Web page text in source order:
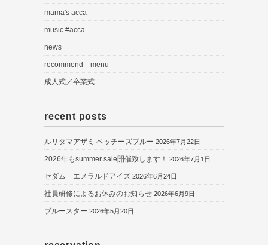
mama's acca
music #acca
news
recommend menu
成人式／卒業式
recent posts
ルリタマアザミ ベッチーズブルー 2026年7月22日
2026年もsummer sale開催致します！ 2026年7月1日
セダム エメラルドアイズ 2026年6月24日
社員研修によるお休みのお知らせ 2026年6月9日
ブルースター 2026年5月20日